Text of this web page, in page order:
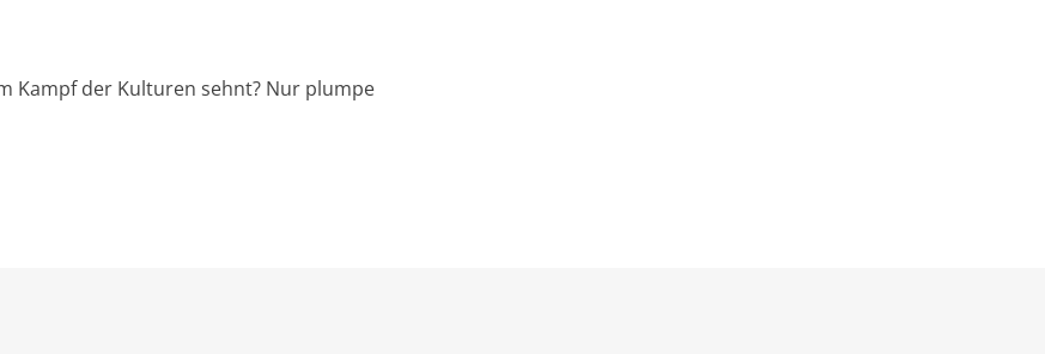
Kampf der Kulturen sehnt? Nur plumpe